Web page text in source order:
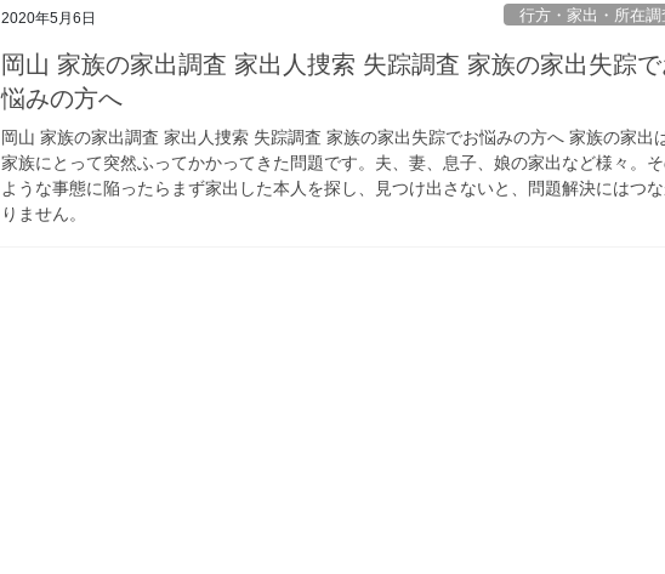
2020年5月6日 行方・家出・所在調
岡山 家族の家出調査 家出人捜索 失踪調査 家族の家出失踪で
悩みの方へ
岡山 家族の家出調査 家出人捜索 失踪調査 家族の家出失踪でお悩みの方へ 家族の家出は
家族にとって突然ふってかかってきた問題です。夫、妻、息子、娘の家出など様々。
ような事態に陥ったらまず家出した本人を探し、見つけ出さないと、問題解決にはつ
りません。